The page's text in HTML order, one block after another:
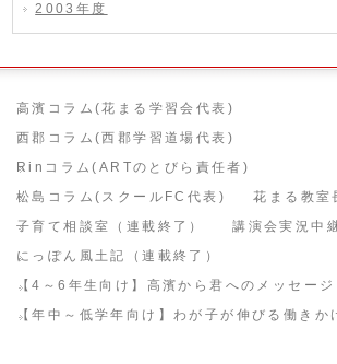
2003年度
高濱コラム(花まる学習会代表)
西郡コラム(西郡学習道場代表)
Rinコラム(ARTのとびら責任者)
松島コラム(スクールFC代表)
花まる教室
子育て相談室（連載終了）
講演会実況中
にっぽん風土記（連載終了）
【4～6年生向け】高濱から君へのメッセージ
【年中～低学年向け】わが子が伸びる働きか